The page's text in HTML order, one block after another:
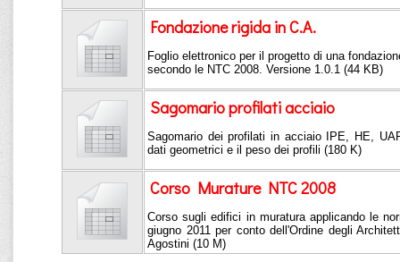
Fondazione rigida in C.A.
Foglio elettronico per il progetto di una
secondo le NTC 2008. Versione 1.0.1 (44 KB)
Sagomario profilati acciaio
Sagomario dei profilati in acciaio IPE, HE,
dati geometrici e il peso dei profili (180 K)
Corso Murature NTC 2008
Corso sugli edifici in muratura applicando le
giugno 2011 per conto dell'Ordine degli
Agostini (10 M)